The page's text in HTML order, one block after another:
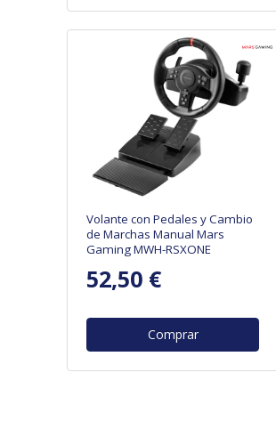
Volante con Pedales y Cambio
de Marchas Manual Mars
Gaming MWH-RSXONE
52,50 €
Comprar